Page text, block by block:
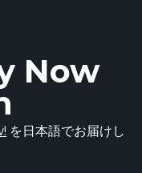
Now
を日本語でお届けし